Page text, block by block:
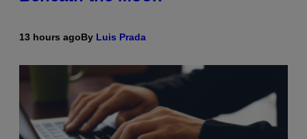
13 hours agoBy Luis Prada